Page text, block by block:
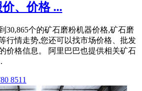
、价格 ...
30,865个的矿石磨粉机器价格,矿石磨
行情走势,您还可以找市场价格、批发
价格信息。 阿里巴巴也提供相关矿石
8511